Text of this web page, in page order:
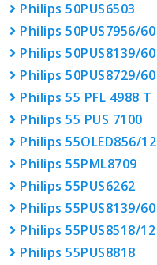
Philips 50PUS6503
Philips 50PUS7956/60
Philips 50PUS8139/60
Philips 50PUS8729/60
Philips 55 PFL 4988 T
Philips 55 PUS 7100
Philips 55OLED856/12
Philips 55PML8709
Philips 55PUS6262
Philips 55PUS8139/60
Philips 55PUS8518/12
Philips 55PUS8818